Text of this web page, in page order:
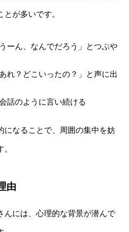
が多いです。
ーん、なんでだろう」とつぶや
れ？どこいったの？」と声に出
話のように言い続ける
になることで、周囲の集中を妨
由
んには、心理的な背景が潜んで